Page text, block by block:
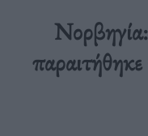
παραιτήθηκε